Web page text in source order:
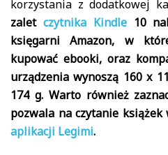
korzystania z dodatkowej
zalet czytnika Kindle10
księgarni Amazon, w
kupować ebooki, oraz
urządzenia wynoszą 160 x
174 g. Warto również
pozwala na czytanie
aplikacji Legimi.